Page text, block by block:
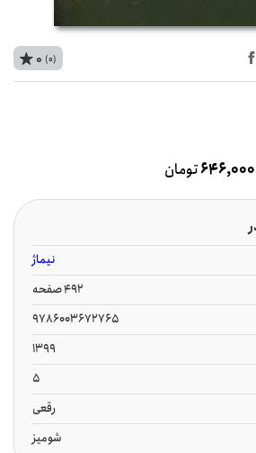
0 (0)
646,000تومان
نیماژ
492 صفحه
9786003672765
1399
5
رقعی
شومیز